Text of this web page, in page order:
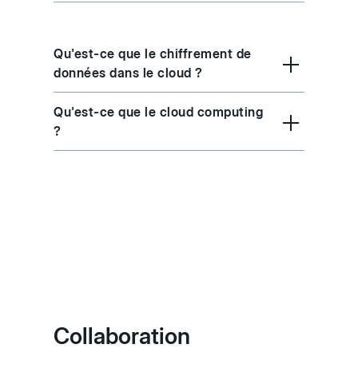
Qu'est-ce que le chiffrement de
données dans le cloud ?
Qu'est-ce que le cloud computing
?
Collaboration